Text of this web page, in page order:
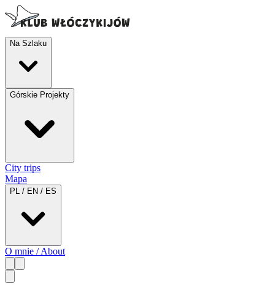
Na Szlaku
Górskie Projekty
City trips
Mapa
PL / EN / ES
O mnie / About